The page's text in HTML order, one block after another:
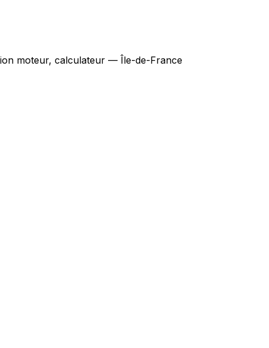
moteur, calculateur — Île-de-France